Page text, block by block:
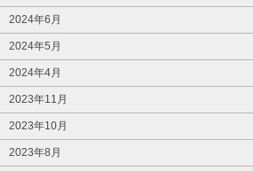
2024年6月
2024年5月
2024年4月
2023年11月
2023年10月
2023年8月